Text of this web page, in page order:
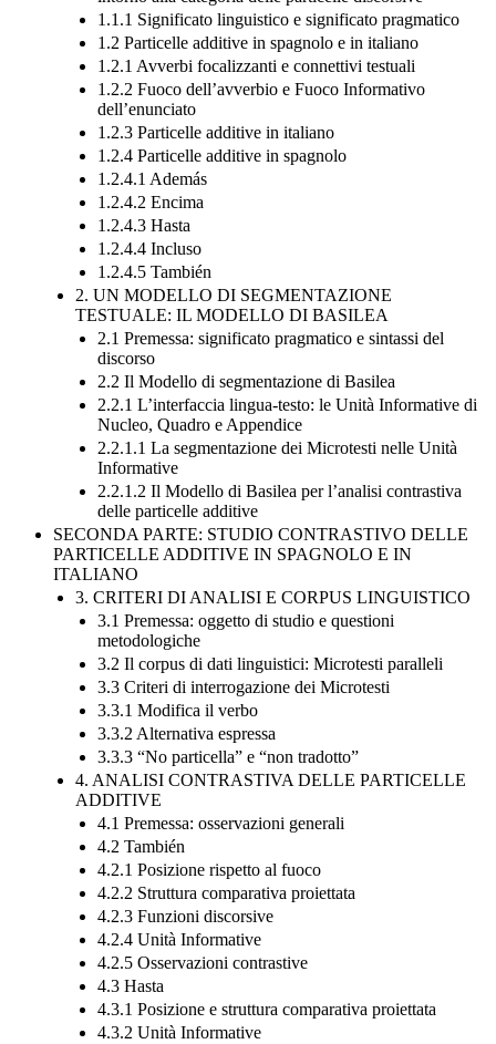
1.1.1 Significato linguistico e significato pragmatico
1.2 Particelle additive in spagnolo e in italiano
1.2.1 Avverbi focalizzanti e connettivi testuali
1.2.2 Fuoco dell’avverbio e Fuoco Informativo
dell’enunciato
1.2.3 Particelle additive in italiano
1.2.4 Particelle additive in spagnolo
1.2.4.1 Además
1.2.4.2 Encima
1.2.4.3 Hasta
1.2.4.4 Incluso
1.2.4.5 También
2. UN MODELLO DI SEGMENTAZIONE
TESTUALE: IL MODELLO DI BASILEA
2.1 Premessa: significato pragmatico e sintassi del
discorso
2.2 Il Modello di segmentazione di Basilea
2.2.1 L’interfaccia lingua-testo: le Unità Informative di
Nucleo, Quadro e Appendice
2.2.1.1 La segmentazione dei Microtesti nelle Unità
Informative
2.2.1.2 Il Modello di Basilea per l’analisi contrastiva
delle particelle additive
SECONDA PARTE: STUDIO CONTRASTIVO DELLE
PARTICELLE ADDITIVE IN SPAGNOLO E IN
ITALIANO
3. CRITERI DI ANALISI E CORPUS LINGUISTICO
3.1 Premessa: oggetto di studio e questioni
metodologiche
3.2 Il corpus di dati linguistici: Microtesti paralleli
3.3 Criteri di interrogazione dei Microtesti
3.3.1 Modifica il verbo
3.3.2 Alternativa espressa
3.3.3 “No particella” e “non tradotto”
4. ANALISI CONTRASTIVA DELLE PARTICELLE
ADDITIVE
4.1 Premessa: osservazioni generali
4.2 También
4.2.1 Posizione rispetto al fuoco
4.2.2 Struttura comparativa proiettata
4.2.3 Funzioni discorsive
4.2.4 Unità Informative
4.2.5 Osservazioni contrastive
4.3 Hasta
4.3.1 Posizione e struttura comparativa proiettata
4.3.2 Unità Informative